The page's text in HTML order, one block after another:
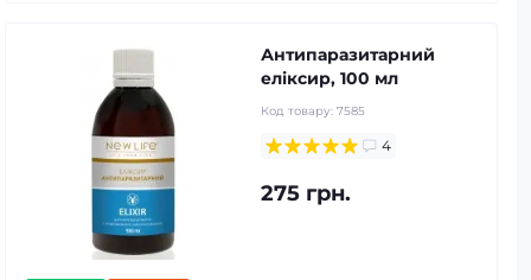
Антипаразитарний
еліксир, 100 мл
Код товару: 7585
4
275 грн.